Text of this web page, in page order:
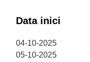
Data inici
04-10-2025
05-10-2025